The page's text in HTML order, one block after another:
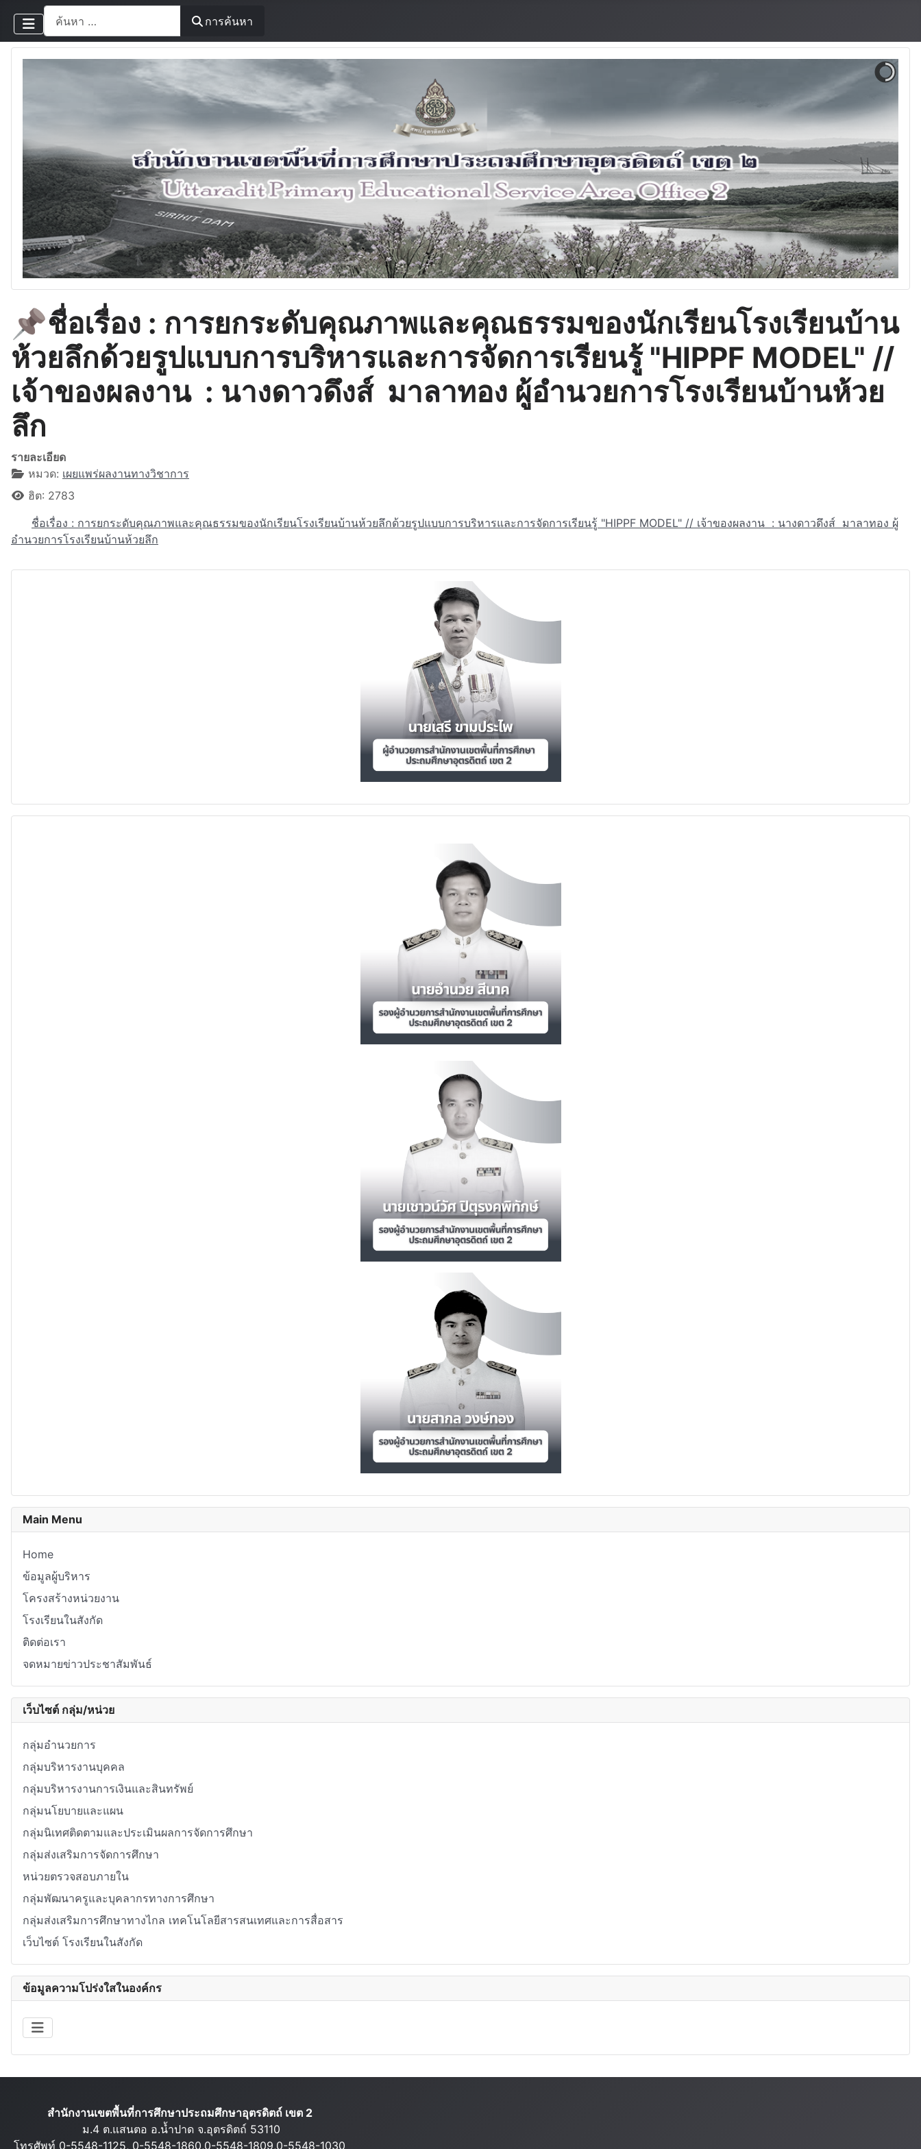
การค้นหา
การค้นหา
Main Menu
Home
ข้อมูลผู้บริหาร
โครงสร้างหน่วยงาน
โรงเรียนในสังกัด
ติดต่อเรา
จดหมายข่าวประชาสัมพันธ์
เว็บไซต์ กลุ่ม/หน่วย
กลุ่มอำนวยการ
กลุ่มบริหารงานบุคคล
กลุ่มบริหารงานการเงินและสินทรัพย์
กลุ่มนโยบายและแผน
กลุ่มนิเทศติดตามและประเมินผลการจัดการศึกษา
กลุ่มส่งเสริมการจัดการศึกษา
หน่วยตรวจสอบภายใน
กลุ่มพัฒนาครูและบุคลากรทางการศึกษา
กลุ่มส่งเสริมการศึกษาทางไกล เทคโนโลยีสารสนเทศและการสื่อสาร
เว็บไซต์ โรงเรียนในสังกัด
ข้อมูลความโปร่งใสในองค์กร
📌ชื่อเรื่อง : การยกระดับคุณภาพและคุณธรรมของนักเรียนโรงเรียนบ้าน
ห้วยลึกด้วยรูปแบบการบริหารและการจัดการเรียนรู้ "HIPPF MODEL" //
เจ้าของผลงาน : นางดาวดึงส์ มาลาทอง ผู้อำนวยการโรงเรียนบ้านห้วย
ลึก
รายละเอียด
หมวด: เผยแพร่ผลงานทางวิชาการ
ฮิต: 2783
ชื่อเรื่อง : การยกระดับคุณภาพและคุณธรรมของนักเรียนโรงเรียนบ้านห้วยลึกด้วยรูปแบบการบริหารและการจัดการเรียนรู้ "HIPPF MODEL" // เจ้าของผลงาน : นางดาวดึงส์ มาลาทอง ผู้
อำนวยการโรงเรียนบ้านห้วยลึก
สำนักงานเขตพื้นที่การศึกษาประถมศึกษาอุตรดิตถ์ เขต 2
ม.4 ต.แสนตอ อ.น้ำปาด จ.อุตรดิตถ์ 53110
โทรศัพท์ 0-5548-1125, 0-5548-1860,0-5548-1809,0-5548-1030